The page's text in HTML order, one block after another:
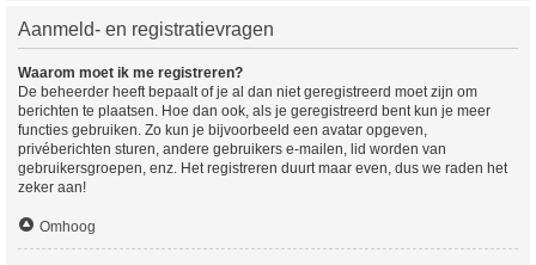
Aanmeld- en registratievragen
Waarom moet ik me registreren?
De beheerder heeft bepaalt of je al dan niet geregistreerd moet zijn om
berichten te plaatsen. Hoe dan ook, als je geregistreerd bent kun je meer
functies gebruiken. Zo kun je bijvoorbeeld een avatar opgeven,
privéberichten sturen, andere gebruikers e-mailen, lid worden van
gebruikersgroepen, enz. Het registreren duurt maar even, dus we raden het
zeker aan!
Omhoog